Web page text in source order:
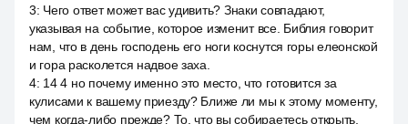
3: Чего ответ может вас удивить? Знаки совпадают,
указывая на событие, которое изменит все. Библия говорит
нам, что в день господень его ноги коснутся горы елеонской
и гора расколется надвое заха.
4: 14 4 но почему именно это место, что готовится за
кулисами к вашему приезду? Ближе ли мы к этому моменту,
чем когда-либо прежде? То, что вы собираетесь открыть,